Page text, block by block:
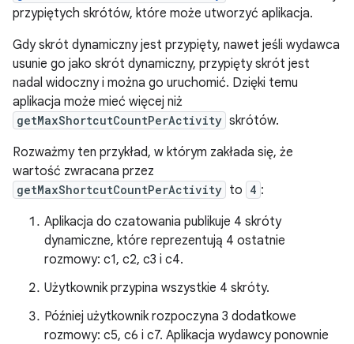
przypiętych skrótów, które może utworzyć aplikacja.
Gdy skrót dynamiczny jest przypięty, nawet jeśli wydawca
usunie go jako skrót dynamiczny, przypięty skrót jest
nadal widoczny i można go uruchomić. Dzięki temu
aplikacja może mieć więcej niż
getMaxShortcutCountPerActivity skrótów.
Rozważmy ten przykład, w którym zakłada się, że
wartość zwracana przez
getMaxShortcutCountPerActivity to 4 :
Aplikacja do czatowania publikuje 4 skróty
dynamiczne, które reprezentują 4 ostatnie
rozmowy: c1, c2, c3 i c4.
Użytkownik przypina wszystkie 4 skróty.
Później użytkownik rozpoczyna 3 dodatkowe
rozmowy: c5, c6 i c7. Aplikacja wydawcy ponownie